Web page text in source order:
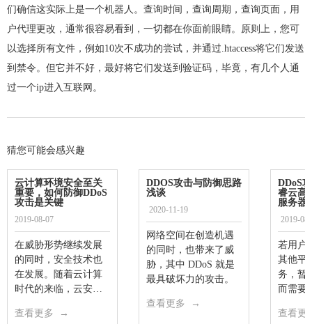
们确信这实际上是一个机器人。查询时间，查询周期，查询页面，用
户代理更改，通常很容易看到，一切都在你面前眼睛。原则上，您可
以选择所有文件，例如10次不成功的尝试，并通过.htaccess将它们发送
到禁令。但它并不好，最好将它们发送到验证码，毕竟，有几个人通
过一个ip进入互联网。
猜您可能会感兴趣
云计算环境安全至关
重要，如何防御DDoS
攻击是关键
2019-08-07
在威胁形势继续发展
的同时，安全技术也
在发展。随着云计算
时代的来临，云安全
一种最佳措施。
查看更多 →
DDOS攻击与防御思路
浅谈
2020-11-19
网络空间在创造机遇
的同时，也带来了威
胁，其中 DDoS 就是
最具破坏力的攻击。
查看更多 →
DDoS
睿云高
服务器
2019-
若用户
其他平
务，暂
而需要
DDOS
查看更